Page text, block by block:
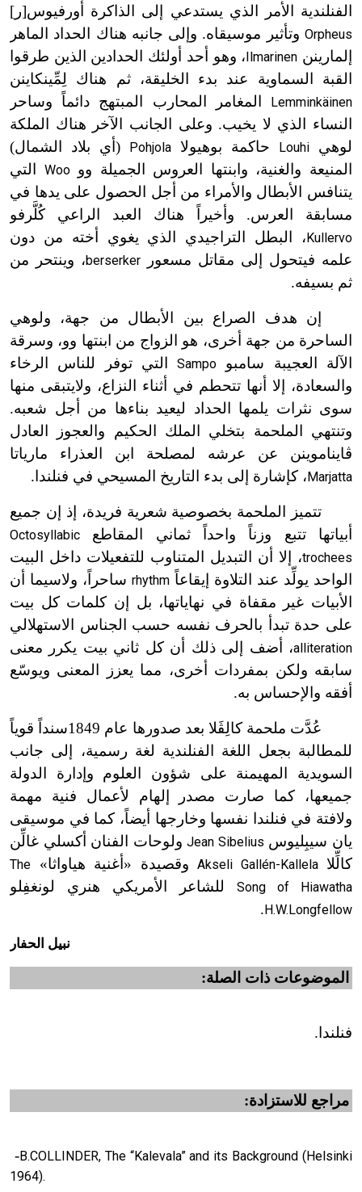
الفنلندية الأمر الذي يستدعي إلى الذاكرة أورفيوس[ر]
Orpheus وتأثير موسيقاه. وإلى جانبه هناك الحداد الماهر
إلمارينن Ilmarinen ، وهو أحد أولئك الحدادين الذين طرقوا
القبة السماوية عند بدء الخليقة، ثم هناك لِمِّينكاينن
Lemminkäinen
المغامر المحارب المبتهج دائماً وساحر
النساء الذي لا يخيب. وعلى الجانب الآخر هناك الملكة
لوهي Louhi حاكمة بوهيولا Pohjola
(أي بلاد الشمال)
المنيعة والغنية، وابنتها العروس الجميلة ووWoo التي
يتنافس الأبطال والأمراء من أجل الحصول على يدها في
مسابقة العرس. وأخيراً هناك العبد الراعي كُلَّرفو
Kullervo ، البطل التراجيدي الذي يغوي أخته من دون
علمه فيتحول إلى مقاتل مسعور berserker، وينتحر من
ثم بسيفه.
إن هدف الصراع بين الأبطال من جهة، ولوهي
الساحرة من جهة أخرى، هو الزواج من ابنتها وو، وسرقة
الآلة العجيبة سامبو Sampoالتي توفر للناس الرخاء
والسعادة، إلا أنها تتحطم في أثناء النزاع، ولايتبقى منها
سوى نثرات يلمها الحداد ليعيد بناءها من أجل شعبه.
وتنتهي الملحمة بتخلي الملك الحكيم والعجوز العادل
ڤايناموينن عن عرشه لمصلحة ابن العذراء مارياتا
Marjatta ، كإشارة إلى بدء التاريخ المسيحي في فنلندا.
تتميز الملحمة بخصوصية شعرية فريدة، إذ إن جميع
أبياتها تتبع وزناً واحداً ثماني المقاطع Octosyllabic
trochees، إلا أن التبديل المتناوب للتفعيلات داخل البيت
الواحد يولِّد عند التلاوة إيقاعاً rhythm ساحراً، ولاسيما أن
الأبيات غير مقفاة في نهاياتها، بل إن كلمات كل بيت
على حدة تبدأ بالحرف نفسه حسب الجناس الاستهلالي
alliteration، أضف إلى ذلك أن كل ثاني بيت يكرر معنى
سابقه ولكن بمفردات أخرى، مما يعزز المعنى ويوسّع
أفقه والإحساس به.
عُدَّت ملحمة كالِڤَلا بعد صدورها عام 1849سنداً قوياً
للمطالبة بجعل اللغة الفنلندية لغة رسمية، إلى جانب
السويدية المهيمنة على شؤون العلوم وإدارة الدولة
جميعها، كما صارت مصدر إلهام لأعمال فنية مهمة
ولافتة في فنلندا نفسها وخارجها أيضاً، كما في موسيقى
يان سيبِليوس Jean Sibeliusولوحات الفنان أكسلي غالِّن
كالِّلاAkseli Gallén-Kallela وقصيدة «أغنية هياواثا» The
Song of Hiawatha للشاعر الأمريكي هنري لونغفِلو
H.W.Longfellow
.
نبيل الحفار
الموضوعات ذات الصلة:
فنلندا.
مراجع للاستزادة:
-B.COLLINDER, The “Kalevala” and its Background (Helsinki
1964).